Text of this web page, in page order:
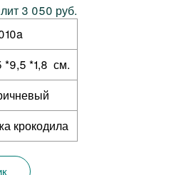
3 050 руб.
*9,5 *1,8 см.
крокодила